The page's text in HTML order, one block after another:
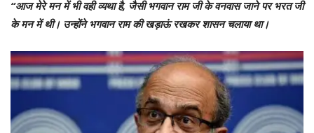
“आज मेरे मन में भी वही व्यथा है, जैसी भगवान राम जी के वनवास जाने पर भरत जी
के मन में थी। उन्होंने भगवान राम की खड़ाऊं रखकर शासन चलाया था।